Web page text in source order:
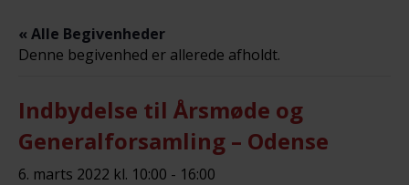
« Alle Begivenheder
Denne begivenhed er allerede afholdt.
Indbydelse til Årsmøde og
Generalforsamling – Odense
6. marts 2022 kl. 10:00 - 16:00